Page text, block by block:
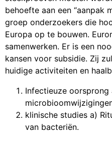
behoefte aan een “aanpak
groep onderzoekers die
Europa op te bouwen.
samenwerken. Er is een
kansen voor subsidie. Zij
huidige activiteiten en
Infectieuze oorsprong
klinische studies a)
van bacteriën.